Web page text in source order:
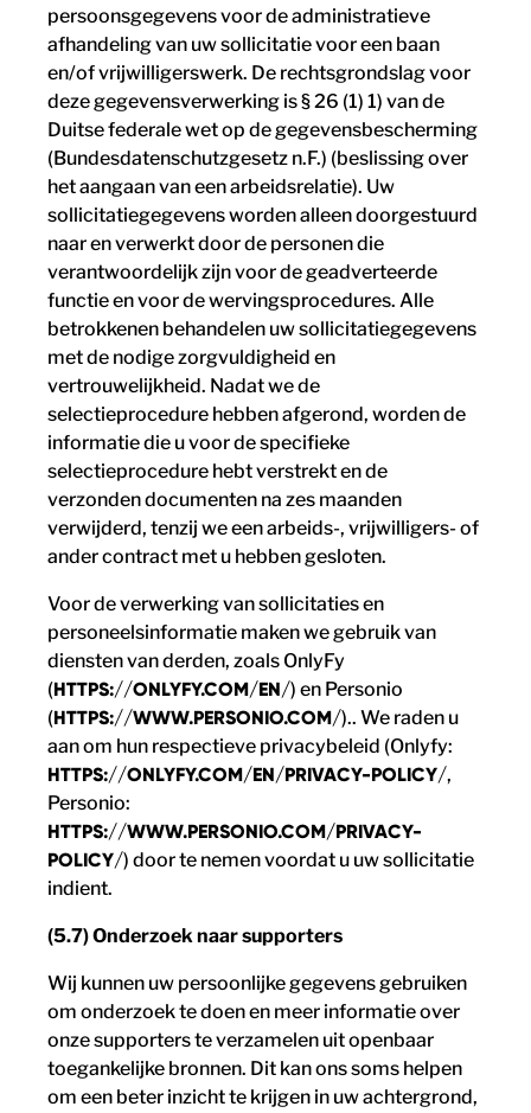
persoonsgegevens voor de administratieve
afhandeling van uw sollicitatie voor een baan
en/of vrijwilligerswerk. De rechtsgrondslag voor
deze gegevensverwerking is § 26 (1) 1) van de
Duitse federale wet op de gegevensbescherming
(Bundesdatenschutzgesetz n.F.) (beslissing over
het aangaan van een arbeidsrelatie). Uw
sollicitatiegegevens worden alleen doorgestuurd
naar en verwerkt door de personen die
verantwoordelijk zijn voor de geadverteerde
functie en voor de wervingsprocedures. Alle
betrokkenen behandelen uw sollicitatiegegevens
met de nodige zorgvuldigheid en
vertrouwelijkheid. Nadat we de
selectieprocedure hebben afgerond, worden de
informatie die u voor de specifieke
selectieprocedure hebt verstrekt en de
verzonden documenten na zes maanden
verwijderd, tenzij we een arbeids-, vrijwilligers- of
ander contract met u hebben gesloten.
Voor de verwerking van sollicitaties en
personeelsinformatie maken we gebruik van
diensten van derden, zoals OnlyFy
(HTTPS://ONLYFY.COM/EN/) en Personio
(HTTPS://WWW.PERSONIO.COM/).. We raden u
aan om hun respectieve privacybeleid (Onlyfy:
HTTPS://ONLYFY.COM/EN/PRIVACY-POLICY/,
Personio:
HTTPS://WWW.PERSONIO.COM/PRIVACY-
POLICY/) door te nemen voordat u uw sollicitatie
indient.
(5.7) Onderzoek naar supporters
Wij kunnen uw persoonlijke gegevens gebruiken
om onderzoek te doen en meer informatie over
onze supporters te verzamelen uit openbaar
toegankelijke bronnen. Dit kan ons soms helpen
om een beter inzicht te krijgen in uw achtergrond,